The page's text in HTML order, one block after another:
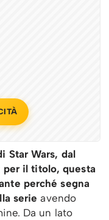
Star Wars, dal
per il titolo, questa
perché segna
serie avendo
Da un lato